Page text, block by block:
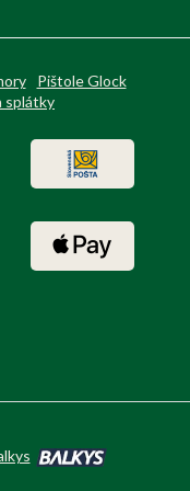
Pištole Glock
splátky